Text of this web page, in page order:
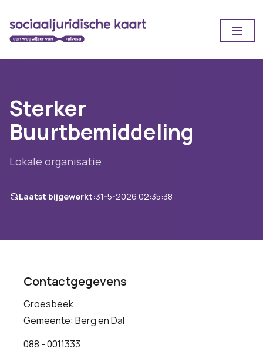
Sterker
Buurtbemiddeling
Lokale organisatie
Laatst bijgewerkt:31-5-2026 02:35:38
Contactgegevens
Groesbeek
Gemeente: Berg en Dal
088 - 0011333